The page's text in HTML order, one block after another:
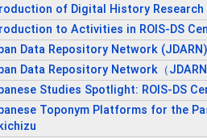
of Digital History Research
to Activities in ROIS-DS
Data Repository Network (JDARN)
Data Repository Network（
Studies Spotlight: ROIS-DS
Toponym Platforms for the